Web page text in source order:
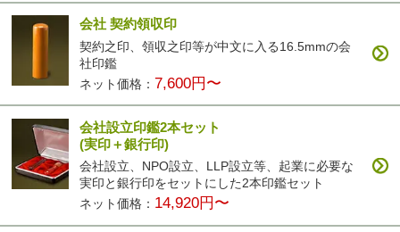
会社 契約領収印
契約之印、領収之印等が中文に入る16.5mmの会
社印鑑
ネット価格： 7,600円〜
会社設立印鑑2本セット
(実印＋銀行印)
会社設立、NPO設立、LLP設立等、起業に必要な
実印と銀行印をセットにした2本印鑑セット
ネット価格： 14,920円〜